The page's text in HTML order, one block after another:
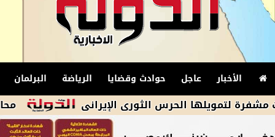
الأخبار عاجل حوادث وقضايا الرياضة البرلمان
محافظ مطروح الحرس الثورى الإيرانى